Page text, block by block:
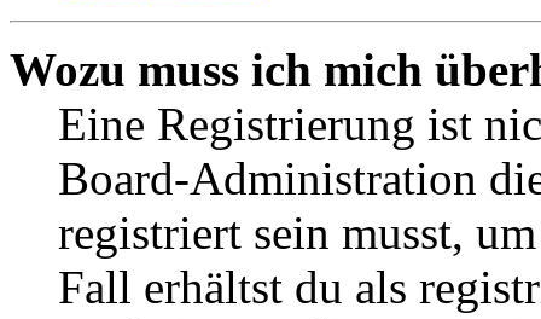
Wozu muss ich mich
Eine Registrierung ist
Board-Administration
registriert sein musst,
Fall erhältst du als